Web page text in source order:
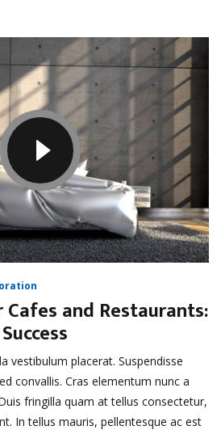
and Restaurants:
vestibulum placerat. Suspendisse
convallis. Cras elementum nunc a
fringilla quam at tellus consectetur,
In tellus mauris, pellentesque ac est